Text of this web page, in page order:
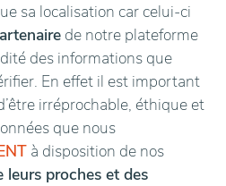
sa localisation car celui-ci
de notre plateforme
des informations que
En effet il est important
irréprochable, éthique et
que nous
à disposition de nos
leurs proches et des